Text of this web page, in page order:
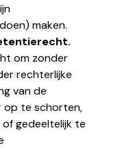
maken.
om zonder
rechterlijke
van de
op te schorten,
gedeeltelijk te